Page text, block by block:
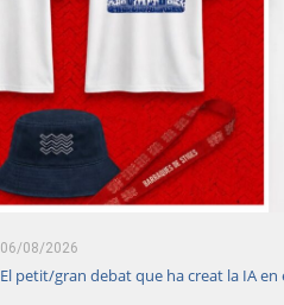
06/08/2026
El petit/gran debat que ha creat la IA